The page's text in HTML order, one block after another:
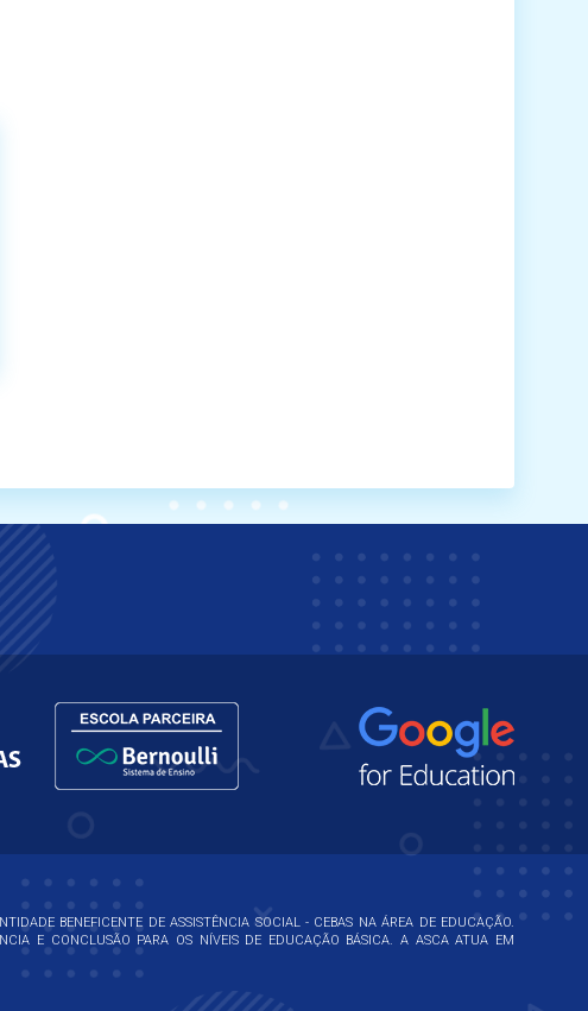
BENEFICENTE DE ASSISTÊNCIA SOCIAL - CEBAS NA ÁREA DE EDUCAÇÃO.
E CONCLUSÃO PARA OS NÍVEIS DE EDUCAÇÃO BÁSICA. A ASCA ATUA EM